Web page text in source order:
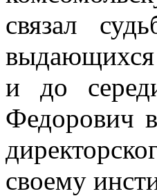
связал
выдающихся
и до
своему